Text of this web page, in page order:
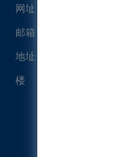
网址：www.uetersen.cn
邮箱：
地址：广东省广州市黄
楼